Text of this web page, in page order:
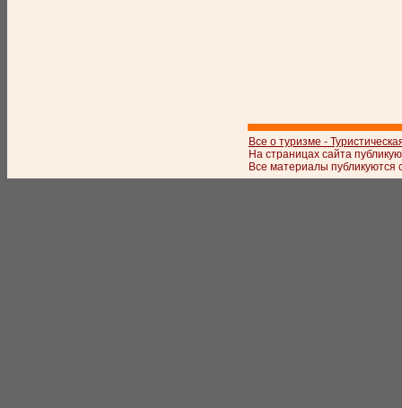
Все о туризме -
На страницах сайта
Все материалы публикуются